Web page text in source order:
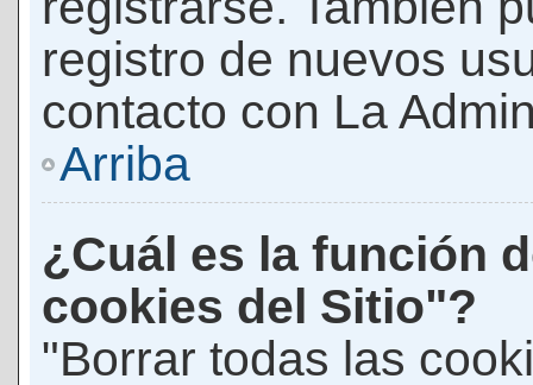
registro de nuevos
contacto con La
Arriba
¿Cuál es la función
cookies del Sitio"?
"Borrar todas las